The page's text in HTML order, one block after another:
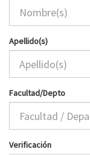
Apellido(s)
Facultad/Depto
Verificación